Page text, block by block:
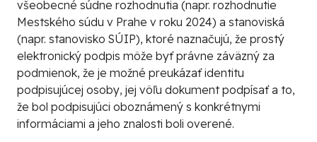
všeobecné súdne rozhodnutia (napr. rozhodnutie
Mestského súdu v Prahe v roku 2024) a stanoviská
(napr. stanovisko SÚIP), ktoré naznačujú, že prostý
elektronický podpis môže byť právne záväzný za
podmienok, že je možné preukázať identitu
podpisujúcej osoby, jej vôľu dokument podpísať a to,
že bol podpisujúci oboznámený s konkrétnymi
informáciami a jeho znalosti boli overené.